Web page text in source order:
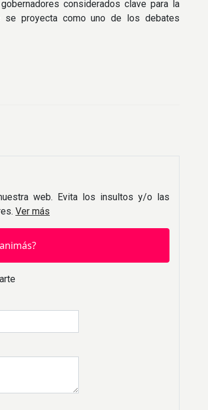
considerados clave para la
se proyecta como uno de los debates
web. Evita los insultos y/o las
Ver más